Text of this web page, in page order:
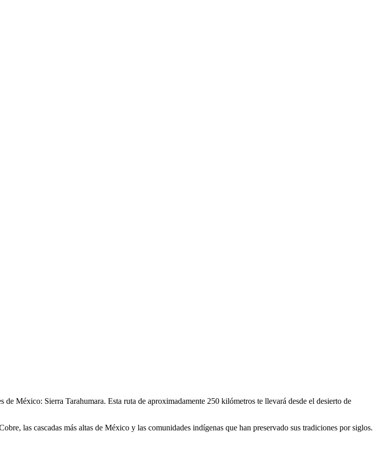
México: Sierra Tarahumara. Esta ruta de aproximadamente 250 kilómetros te llevará desde el desierto de
las cascadas más altas de México y las comunidades indígenas que han preservado sus tradiciones por siglos.